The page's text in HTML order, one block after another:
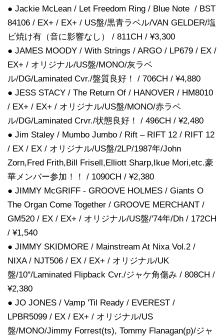
● Jackie McLean / Let Freedom Ring / Blue Note / BST
84106 / EX+ / EX+ / US盤/黒青ラベル/VAN GELDER/塩
ビ焼け有（音に影響なし） / 811CH / ¥3,300
● JAMES MOODY / With Strings / ARGO / LP679 / EX /
EX+ / オリジナル/US盤/MONO/灰ラベ
ル/DG/Laminated Cvr./盤質良好！ / 706CH / ¥4,880
● JESS STACY / The Return Of / HANOVER / HM8010
/ EX+ / EX+ / オリジナル/US盤/MONO/赤ラベ
ル/DG/Laminated Crvr./状態良好！ / 496CH / ¥2,480
● Jim Staley / Mumbo Jumbo / Rift – RIFT 12 / RIFT 12
/ EX / EX / オリジナル/US盤/2LP/1987年/John
Zorn,Fred Frith,Bill Frisell,Elliott Sharp,Ikue Mori,etc.豪
華メンバー参加！！ / 1090CH / ¥2,380
● JIMMY McGRIFF - GROOVE HOLMES / Giants O
The Organ Come Together / GROOVE MERCHANT /
GM520 / EX / EX+ / オリジナル/US盤/'74年/Dh / 172CH
/ ¥1,540
● JIMMY SKIDMORE / Mainstream At Nixa Vol.2 /
NIXA / NJT506 / EX / EX+ / オリジナル/UK
盤/10"/Laminated Flipback Cvr./ジャケ角傷み / 808CH /
¥2,380
● JO JONES / Vamp 'Til Ready / EVEREST /
LPBR5099 / EX / EX+ / オリジナル/US
盤/MONO/Jimmy Forrest(ts), Tommy Flanagan(p)/ジャ